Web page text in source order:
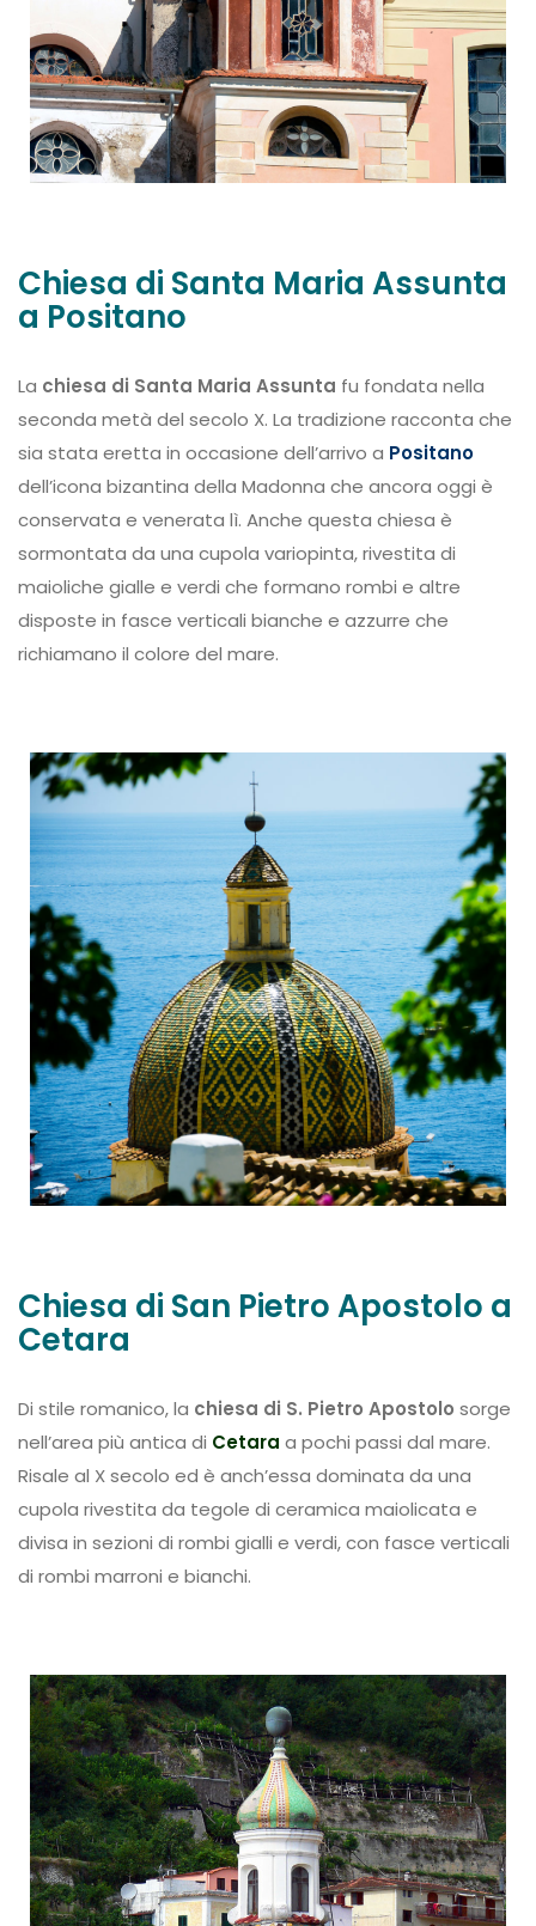
Chiesa di Santa Maria Assunta
a Positano
La chiesa di Santa Maria Assunta fu fondata nella
seconda metà del secolo X. La tradizione racconta che
sia stata eretta in occasione dell’arrivo a Positano
dell’icona bizantina della Madonna che ancora oggi è
conservata e venerata lì. Anche questa chiesa è
sormontata da una cupola variopinta, rivestita di
maioliche gialle e verdi che formano rombi e altre
disposte in fasce verticali bianche e azzurre che
richiamano il colore del mare.
Chiesa di San Pietro Apostolo a
Cetara
Di stile romanico, la chiesa di S. Pietro Apostolo sorge
nell’area più antica di Cetara a pochi passi dal mare.
Risale al X secolo ed è anch’essa dominata da una
cupola rivestita da tegole di ceramica maiolicata e
divisa in sezioni di rombi gialli e verdi, con fasce verticali
di rombi marroni e bianchi.